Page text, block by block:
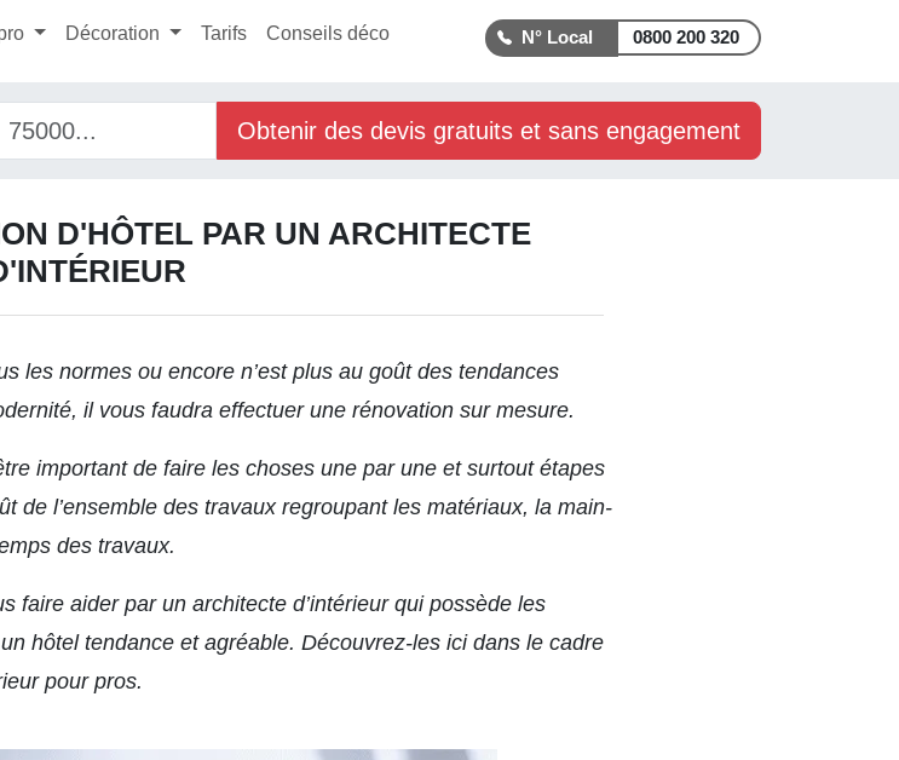
Décoration Tarifs Conseils déco 0800 200 320
Obtenir des devis gratuits et sans engagement
D'HÔTEL PAR UN ARCHITECTE
les normes ou encore n’est plus au goût des tendances
il vous faudra effectuer une rénovation sur mesure.
important de faire les choses une par une et surtout étapes
de l’ensemble des travaux regroupant les matériaux, la main-
des travaux.
faire aider par un architecte d’intérieur qui possède les
hôtel tendance et agréable. Découvrez-les ici dans le cadre
pour pros.